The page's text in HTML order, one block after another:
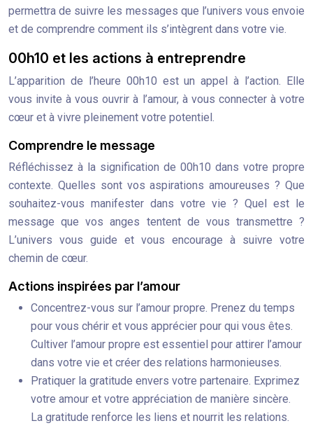
permettra de suivre les messages que l’univers vous envoie
et de comprendre comment ils s’intègrent dans votre vie.
00h10 et les actions à entreprendre
L’apparition de l’heure 00h10 est un appel à l’action. Elle
vous invite à vous ouvrir à l’amour, à vous connecter à votre
cœur et à vivre pleinement votre potentiel.
Comprendre le message
Réfléchissez à la signification de 00h10 dans votre propre
contexte. Quelles sont vos aspirations amoureuses ? Que
souhaitez-vous manifester dans votre vie ? Quel est le
message que vos anges tentent de vous transmettre ?
L’univers vous guide et vous encourage à suivre votre
chemin de cœur.
Actions inspirées par l’amour
Concentrez-vous sur l’amour propre. Prenez du temps
pour vous chérir et vous apprécier pour qui vous êtes.
Cultiver l’amour propre est essentiel pour attirer l’amour
dans votre vie et créer des relations harmonieuses.
Pratiquer la gratitude envers votre partenaire. Exprimez
votre amour et votre appréciation de manière sincère.
La gratitude renforce les liens et nourrit les relations.